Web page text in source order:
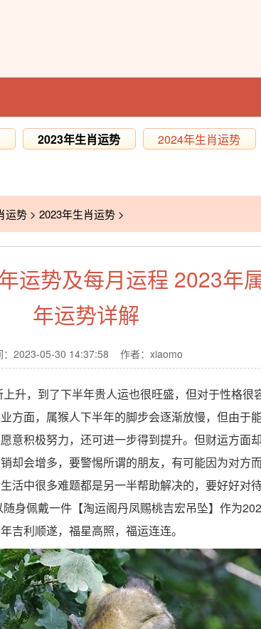
2023年生肖运势 2024年生肖运势
运势 > 2023年生肖运势 >
运势及每月运程 2023年
年运势详解
：2023-05-30 14:37:58 作者：xiaomo
，到了下半年贵人运也很旺盛，但对于性格很
方面，属猴人下半年的脚步会逐渐放慢，但由于
意积极努力，还可进一步得到提升。但财运方面
却会增多，要警惕所谓的朋友，有可能因为对方
活中很多难题都是另一半帮助解决的，要好好对
身佩戴一件【淘运阁丹凤赐桃吉宏吊坠】作为
吉利顺遂，福星高照，福运连连。